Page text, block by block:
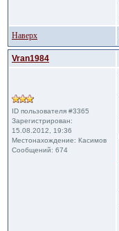
Наверх
Vran1984
ID пользователя #3365
Зарегистрирован:
15.08.2012, 19:36
Местонахождение: Касимов
Сообщений: 674